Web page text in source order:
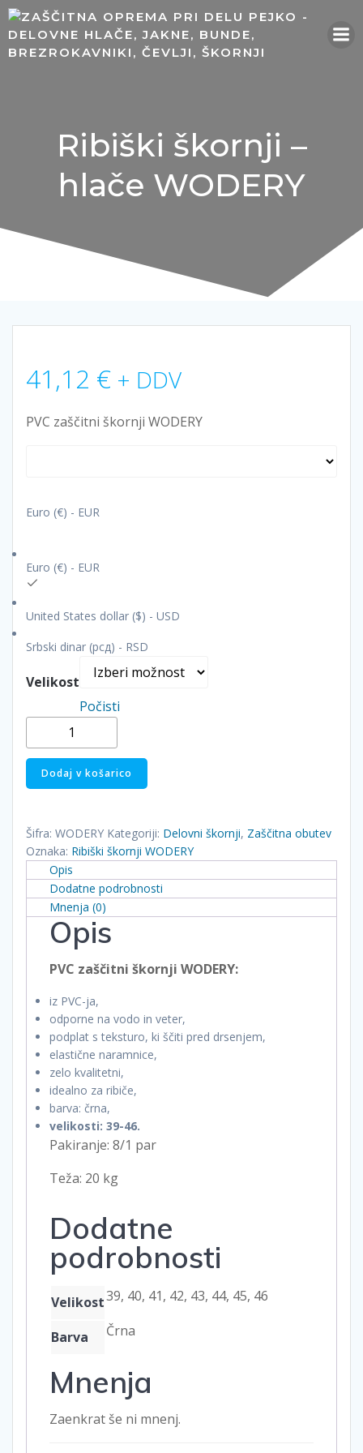
Skip
to
content
Ribiški škornji –
hlače WODERY
41,12 € + DDV
PVC zaščitni škornji WODERY
Euro (€) - EUR
Euro (€) - EUR
United States dollar ($) - USD
Srbski dinar (рсд) - RSD
Velikost
Počisti
škornji
-
hlače
količina
Dodaj v košarico
Šifra: WODERY Kategoriji: Delovni škornji, Zaščitna obutev
Oznaka: Ribiški škornji WODERY
Opis
Dodatne podrobnosti
Mnenja (0)
Opis
PVC zaščitni škornji WODERY:
iz PVC-ja,
odporne na vodo in veter,
podplat s teksturo, ki ščiti pred drsenjem,
elastične naramnice,
zelo kvalitetni,
idealno za ribiče,
barva: črna,
velikosti: 39-46.
Pakiranje: 8/1 par
Teža: 20 kg
Dodatne
podrobnosti
Velikost39, 40, 41, 42, 43, 44, 45, 46
Barva Črna
Mnenja
Zaenkrat še ni mnenj.